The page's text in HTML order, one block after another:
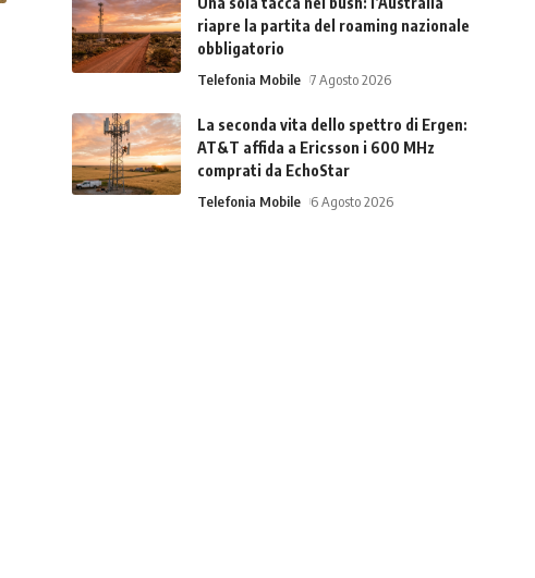
riapre la partita del roaming nazionale
obbligatorio
Telefonia Mobile 7 Agosto 2026
La seconda vita dello spettro di Ergen:
AT&T affida a Ericsson i 600 MHz
comprati da EchoStar
Telefonia Mobile 6 Agosto 2026